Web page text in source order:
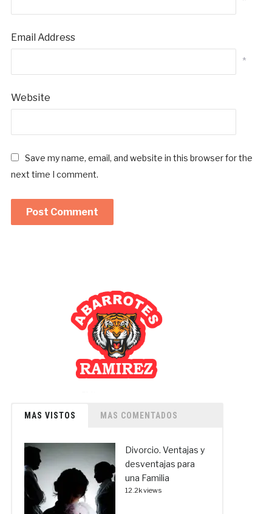
Email Address
*
Website
Save my name, email, and website in this browser for the
next time I comment.
MAS VISTOS MAS COMENTADOS
Divorcio. Ventajas y
desventajas para
una Familia
12.2k views